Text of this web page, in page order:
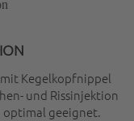
Kegelkopfnippel
und Rissinjektion
optimal geeignet.